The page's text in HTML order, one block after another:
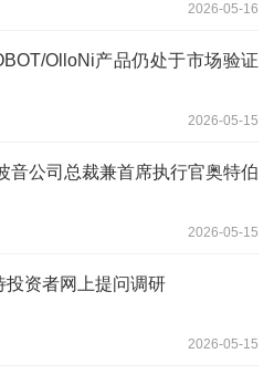
2026-05-16
OlloNi产品仍处于市场验证
2026-05-15
音公司总裁兼首席执行官奥特伯
2026-05-15
投资者网上提问调研
2026-05-15